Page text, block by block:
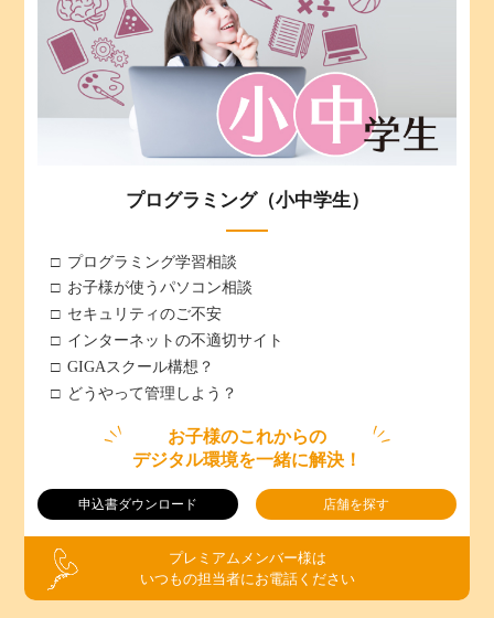
プログラミング（小中学生）
プログラミング学習相談
お子様が使うパソコン相談
セキュリティのご不安
インターネットの不適切サイト
GIGAスクール構想？
どうやって管理しよう？
お子様のこれからの
デジタル環境を一緒に解決！
申込書ダウンロード 店舗を探す
プレミアムメンバー様は
いつもの担当者にお電話ください